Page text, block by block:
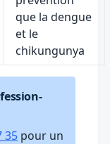
que la dengue
et le
chikungunya
35 pour un